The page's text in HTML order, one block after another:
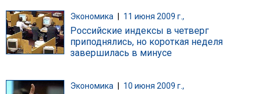
Экономика 11 июня 2009 г.,
Российские индексы в четверг
приподнялись, но короткая неделя
завершилась в минусе
Экономика 10 июня 2009 г.,